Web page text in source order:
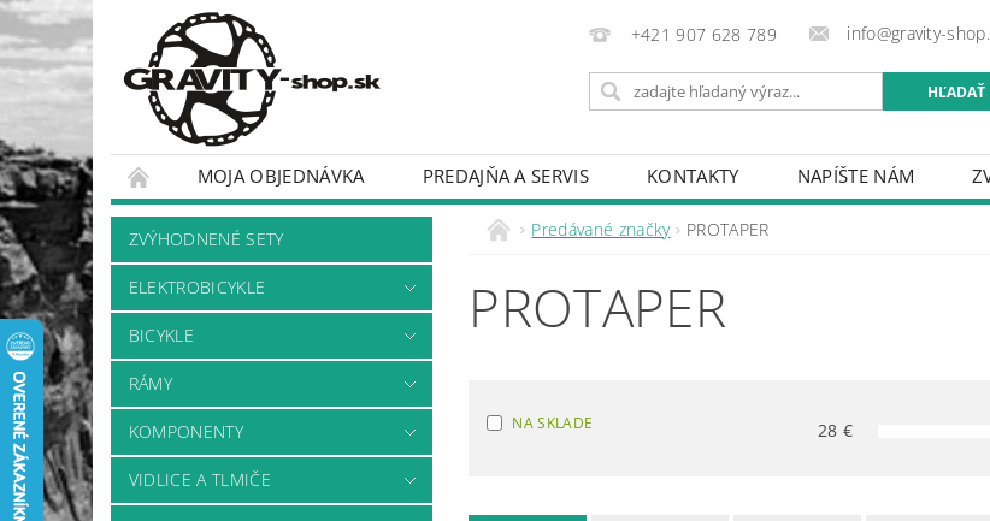
+421 907 628 789 info@gravity-
MOJA OBJEDNÁVKA PREDAJŇA A SERVIS KONTAKTY NAPÍŠTE NÁM
BICYKLE
RÁMY
ZVÝHODNENÉ SETY
ELEKTROBICYKLE
BICYKLE
RÁMY
KOMPONENTY
VIDLICE A TLMIČE
Predávané značky PROTAPER
PROTAPER
NA SKLADE 28 €